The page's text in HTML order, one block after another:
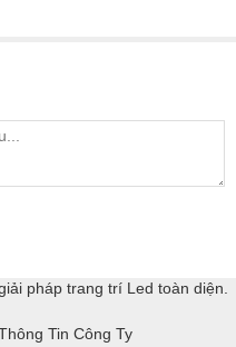
pháp trang trí Led toàn diện.
Tin Công Ty